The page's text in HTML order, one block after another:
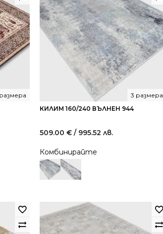
КИЛИМ 160/240 ВЪЛНЕН 944
3 размера
509.00 € / 995.52 лв.
Комбинирайте